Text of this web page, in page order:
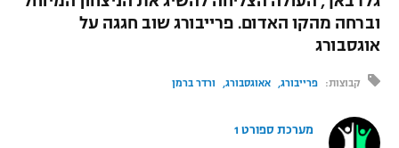
ברחבה
הפועל באר שבע
ליגה ברזילאית
ליגות נוספות
אגרוף
ספורט אולימפי
היאבקות WWE
וברחה מהקו האדום. פרייבורג שוב חגגה על
אוגסבורג
קבוצות: פרייבורג אאוגסבורג ורדר ברמן
מערכת ספורט 1